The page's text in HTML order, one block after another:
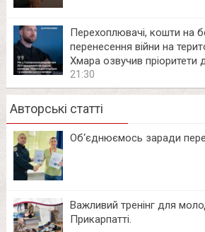
Перехоплювачі, кошти на
перенесення війни на
Хмара озвучив пріоритети
21:30
Авторські статті
Об‘єднюємось заради
Важливий тренінг для
Прикарпатті.